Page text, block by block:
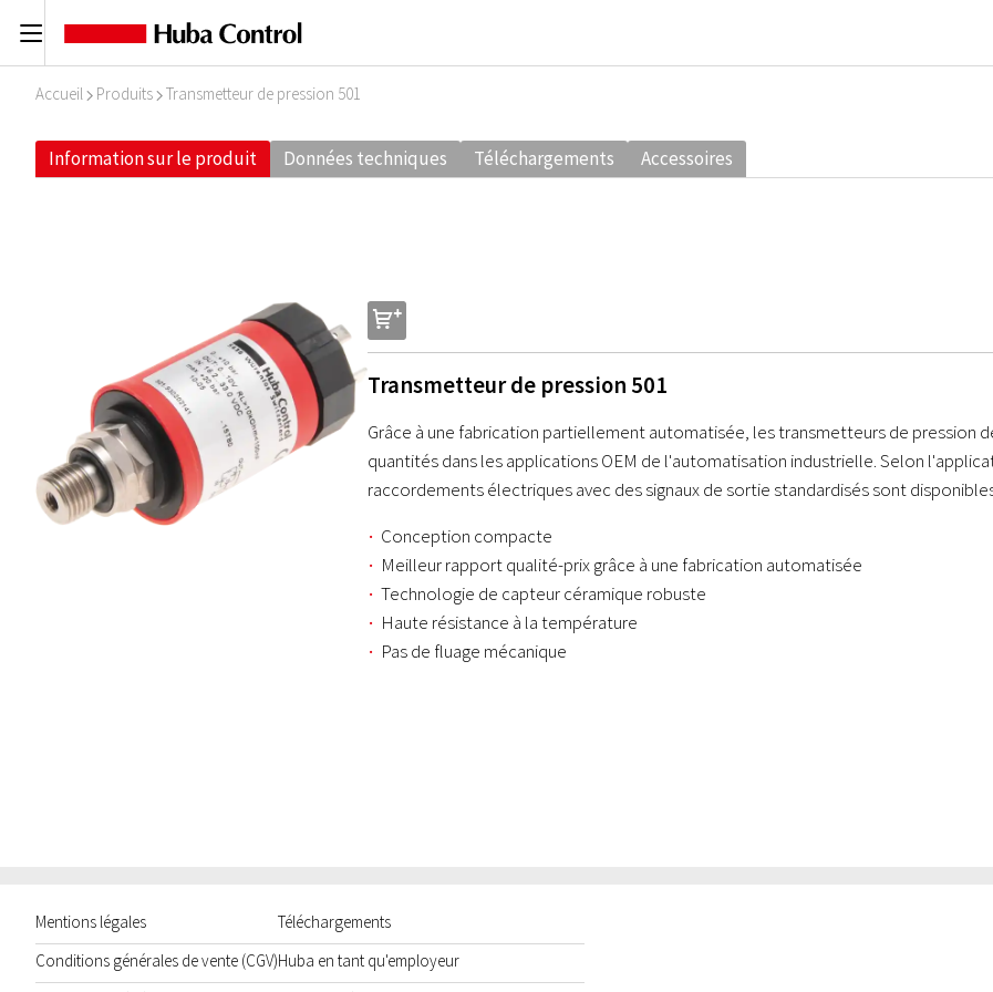
C
Accueil I Produits I Transmetteur de pression 501
Information sur le produit Données techniques Téléchargements Accessoires
s
Transmetteur de pression 501
Grâce à une fabrication partiellement automatisée, les transmetteurs de pression
quantités dans les applications OEM de l'automatisation industrielle. Selon
raccordements électriques avec des signaux de sortie standardisés sont
Conception compacte
Meilleur rapport qualité-prix grâce à une fabrication automatisée
Technologie de capteur céramique robuste
Haute résistance à la température
Pas de fluage mécanique
Mentions légales
Conditions générales de vente (CGV)
Téléchargements
Huba en tant qu'employeur